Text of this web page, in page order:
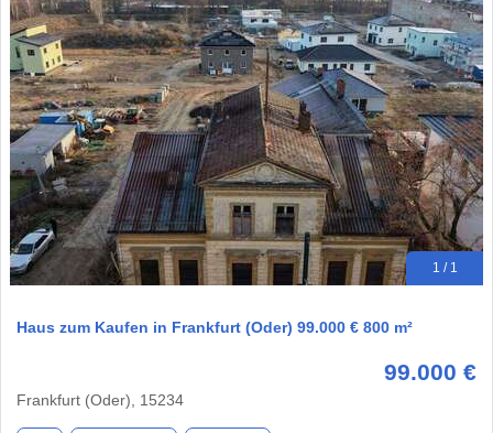
1 / 1
Haus zum Kaufen in Frankfurt (Oder) 99.000 € 800 m²
99.000 €
Frankfurt (Oder), 15234